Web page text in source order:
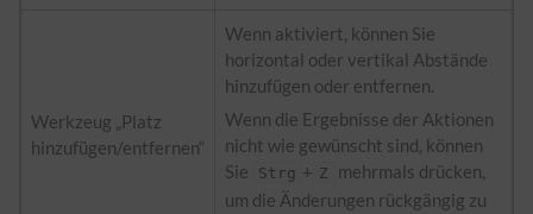
Werkzeug „Platz
hinzufügen/entfernen“
Wenn aktiviert, können Sie
horizontal oder vertikal Abstände
hinzufügen oder entfernen.
Wenn die Ergebnisse der Aktionen
nicht wie gewünscht sind, können
Sie
Strg + Z
mehrmals drücken,
um die Änderungen rückgängig zu